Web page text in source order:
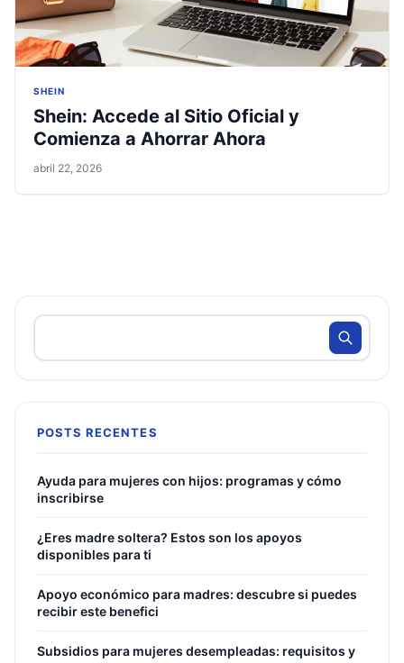
SHEIN
Shein: Accede al Sitio Oficial y
Comienza a Ahorrar Ahora
abril 22, 2026
POSTS RECENTES
Ayuda para mujeres con hijos: programas y cómo
inscribirse
¿Eres madre soltera? Estos son los apoyos
disponibles para ti
Apoyo económico para madres: descubre si puedes
recibir este benefici
Subsidios para mujeres desempleadas: requisitos y